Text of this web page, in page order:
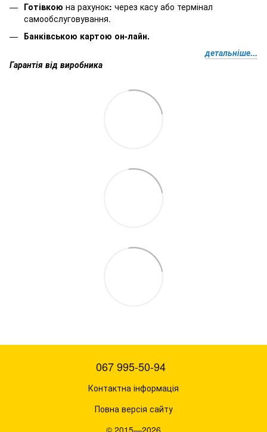
Готівкою на рахунок: через касу або термінал
самообслуговування.
Банківською картою он-лайн.
детальніше...
Гарантія від виробника
067 995-50-94
Контактна інформація
Повна версія сайту
© 2015—2026